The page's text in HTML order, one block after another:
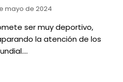
mayo de 2024
ser muy deportivo,
la atención de los